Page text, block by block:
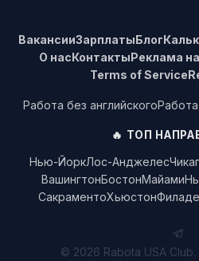
ВакансииЗарплатыБлог
О насКонтактыРеклама
Terms of Service
Работа без английского
🔥 ТОП
Нью-ЙоркЛос-Анджелес
ВашингтонБостонМайами
СакраментоХьюстон
© 2026 Rabota USA